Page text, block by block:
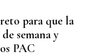
para que la
semana y
PAC